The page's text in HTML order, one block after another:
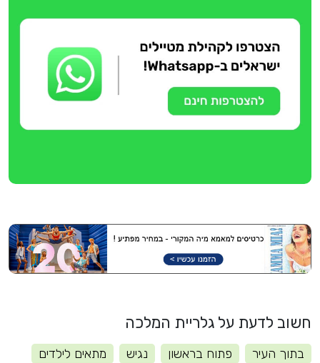
חשוב לדעת על גלריית המלכה
בתוך העיר פתוח בראשון נגיש
מתאים לילדים